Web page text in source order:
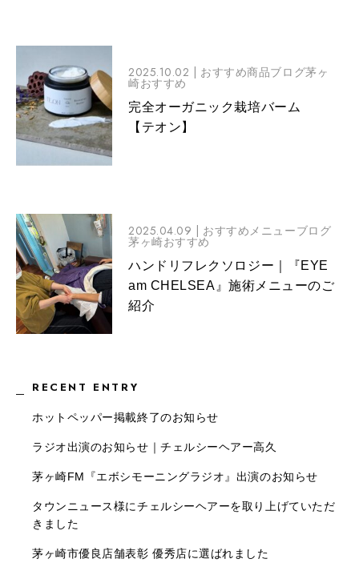
2025.10.02 | おすすめ商品ブログ茅ヶ
崎おすすめ
完全オーガニック栽培バーム
【テオン】
2025.04.09 | おすすめメニューブログ
茅ヶ崎おすすめ
ハンドリフレクソロジー｜『EYE
am CHELSEA』施術メニューのご
紹介
RECENT ENTRY
ホットペッパー掲載終了のお知らせ
ラジオ出演のお知らせ｜チェルシーヘアー高久
茅ヶ崎FM『エボシモーニングラジオ』出演のお知らせ
タウンニュース様にチェルシーヘアーを取り上げていただ
きました
茅ヶ崎市優良店舗表彰 優秀店に選ばれました